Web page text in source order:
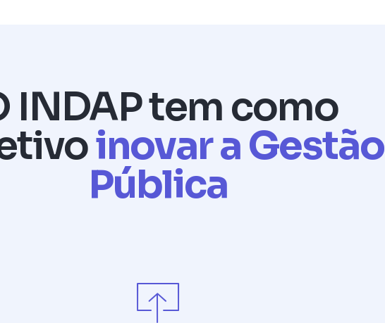
INDAP tem como
inovar a Gestão
Pública